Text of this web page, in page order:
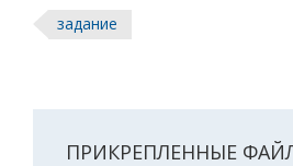
задание
ПРИКРЕПЛЕННЫЕ